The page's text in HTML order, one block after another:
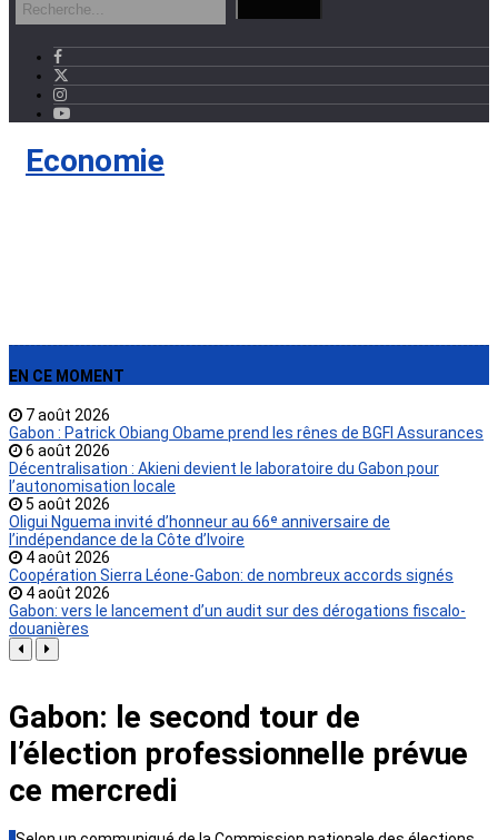
Economie
EN CE MOMENT
7 août 2026
Gabon : Patrick Obiang Obame prend les rênes de BGFI Assurances
6 août 2026
Décentralisation : Akieni devient le laboratoire du Gabon pour
l’autonomisation locale
5 août 2026
Oligui Nguema invité d’honneur au 66ᵉ anniversaire de
l’indépendance de la Côte d’Ivoire
4 août 2026
Coopération Sierra Léone-Gabon: de nombreux accords signés
4 août 2026
Gabon: vers le lancement d’un audit sur des dérogations fiscalo-
douanières
Gabon: le second tour de
l’élection professionnelle prévue
ce mercredi